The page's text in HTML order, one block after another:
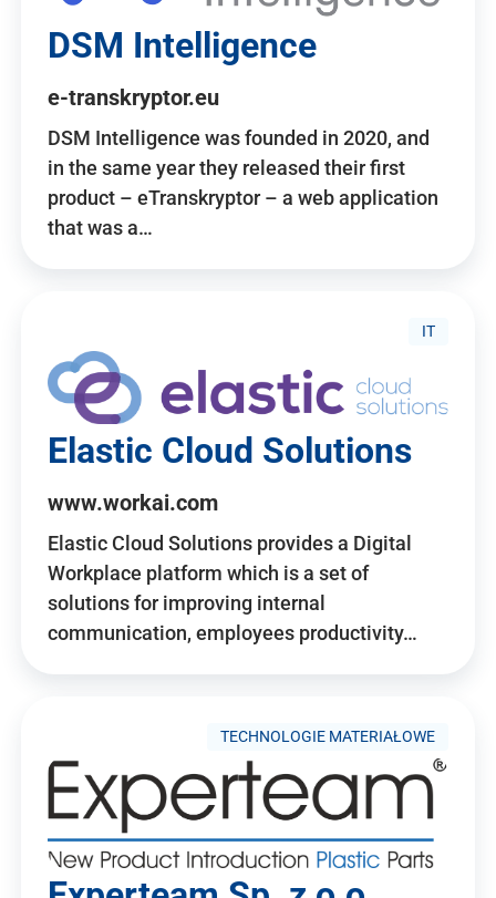
DSM Intelligence
e-transkryptor.eu
DSM Intelligence was founded in 2020, and
in the same year they released their first
product – eTranskryptor – a web application
that was a…
IT
Elastic Cloud Solutions
www.workai.com
Elastic Cloud Solutions provides a Digital
Workplace platform which is a set of
solutions for improving internal
communication, employees productivity…
TECHNOLOGIE MATERIAŁOWE